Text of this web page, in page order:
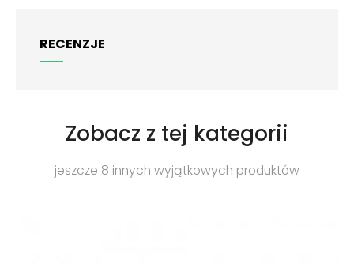
RECENZJE
Zobacz z tej kategorii
jeszcze 8 innych wyjątkowych produktów